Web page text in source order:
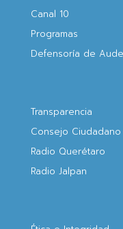
Canal 10
Programas
Defensoría de
Transparencia
Consejo Ciudadano
Radio Querétaro
Radio Jalpan